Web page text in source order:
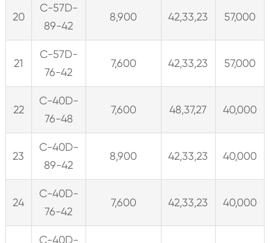
20
C-57D-
89-42
8,900 42,33,23 57,000
21
C-57D-
76-42
7,600 42,33,23 57,000
22
C-40D-
76-48
7,600 48,37,27 40,000
23
C-40D-
89-42
8,900 42,33,23 40,000
24
C-40D-
76-42
7,600 42,33,23 40,000
C-40D-